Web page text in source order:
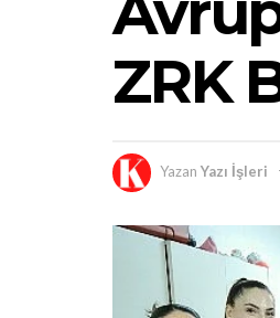
ZRK
Yazan Yazı İşleri